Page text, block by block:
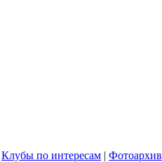
Клубы по интересам | Фотоархив